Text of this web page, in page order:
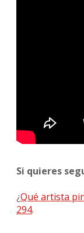
Si quieres
¿Qué artista
294.